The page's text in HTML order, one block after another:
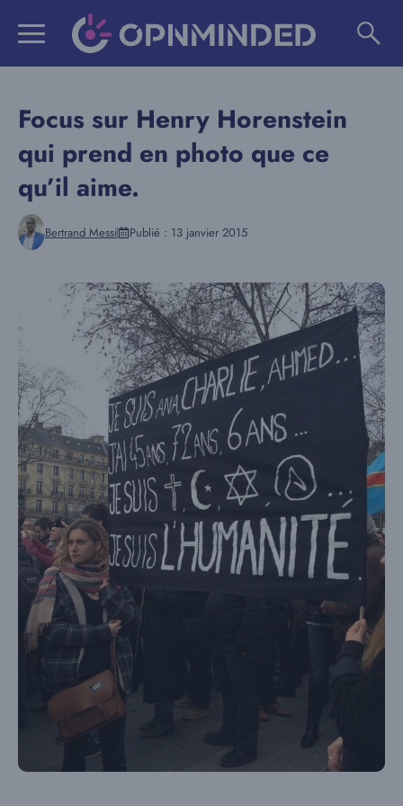
Focus sur Henry Horenstein
qui prend en photo que ce
qu’il aime.
Bertrand Messi Publié : 13 janvier 2015